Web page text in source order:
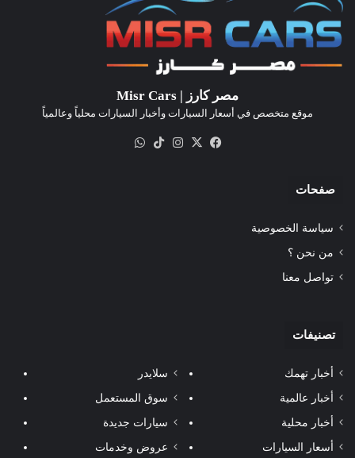
مصر كارز | Misr Cars
موقع متخصص في أسعار السيارات وأخبار السيارات محلياً وعالمياً
فيسبوك
‫X انستقرام‫TikTok
صفحات
سياسة الخصوصية
من نحن ؟
تواصل معنا
تصنيفات
أخبار تهمك
أخبار عالمية
أخبار محلية
أسعار السيارات
سلايدر
سوق المستعمل
سيارات جديدة
عروض وخدمات